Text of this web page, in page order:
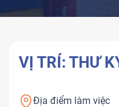
VỊ TRÍ: THƯ
Địa điểm làm việc